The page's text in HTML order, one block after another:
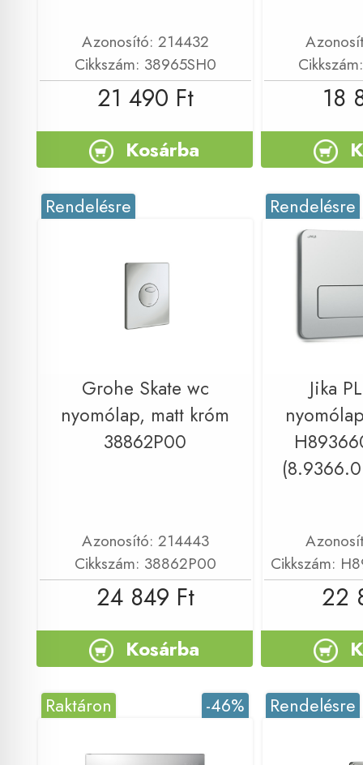
Azonosító: 214432
Cikkszám: 38965SH0
21 490 Ft
Kosárba
18
Rendelésre
Grohe Skate wc
nyomólap, matt króm
38862P00
Azonosító: 214443
Cikkszám: 38862P00
24 849 Ft
Kosárba
Rendelésre
Jika
Cikkszám:
22
-46%
Raktáron Rendelésre